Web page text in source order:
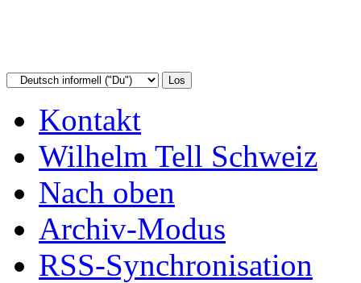
Kontakt
Wilhelm Tell Schweiz
Nach oben
Archiv-Modus
RSS-Synchronisation